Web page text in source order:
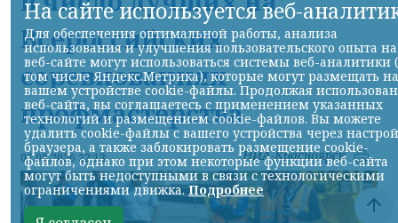
Всероссийских
соревнованиях
профмастерства
07.08.2026 22:13 НИА-Красноярск
На сайте используется веб-
Для обеспечения оптимальной работы, анализа
использования и улучшения пользовательского опыта на
веб-сайте могут использоваться системы веб-аналитики
том числе Яндекс.Метрика), которые могут размещать на
вашем устройстве cookie-файлы. Продолжая
веб-сайта, вы соглашаетесь с применением указанных
технологий и размещением cookie-файлов. Вы можете
удалить cookie-файлы с вашего устройства через
браузера, а также заблокировать размещение cookie-
файлов, однако при этом некоторые функции веб-сайта
могут быть недоступными в связи с технологическими
ограничениями движка.Подробнее